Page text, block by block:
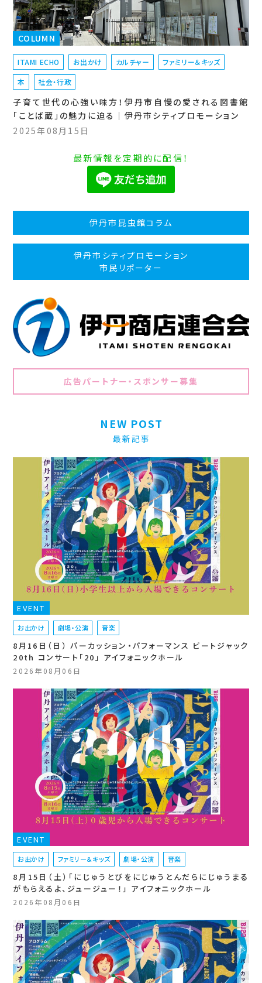
COLUMN
ITAMI ECHO お出かけ カルチャー
ファミリー＆キッズ
本
社会・行政
子育て世代の心強い味方！伊丹市自慢の愛される図書館
「ことば蔵」の魅力に迫る｜伊丹市シティプロモーション
2025年08月15日
最新情報を定期的に配信！
伊丹市昆虫館コラム
伊丹市シティプロモーション
市民リポーター
広告パートナー・スポンサー募集
NEW POST
最新記事
EVENT
お出かけ 劇場・公演 音楽
8月16日（日） パーカッション・パフォーマンス ビートジャック
20th コンサート「20」 アイフォニックホール
2026年08月06日
EVENT
お出かけ ファミリー＆キッズ 劇場・公演 音楽
8月15日（土）「にじゅうとびをにじゅうとんだらにじゅうまる
がもらえるよ、ジュージュー！」 アイフォニックホール
2026年08月06日